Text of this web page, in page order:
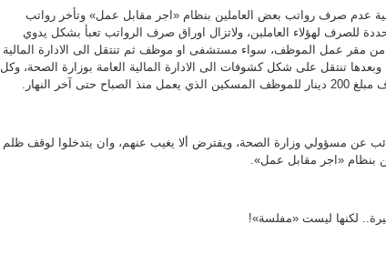
عدم صرف رواتب بعض العاملين بنظام «اجر مقابل عمل» وتأخر رواتب
للصرف لهؤلاء العاملين، ولاتزال اوراق صرف الرواتب تعبأ بشكل يدوي
من مقر عمل الموظف، سواء مستشفى او موظف ثم تنتقل الى الادارة المالية
وبعدها تنتقل على شكل كشوفات الى الادارة المالية العامة بوزارة الصحة، وكل
آخر النهار.
عن مسؤولي وزارة الصحة، ويفترض ألا يغيب عنهم، وان يتدخلوا لوقف ظلم
بنظام «اجر مقابل عمل».
لكنها ليست «مفلسة»!